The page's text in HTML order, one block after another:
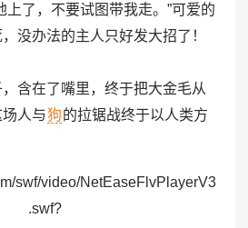
上了，不要试图带我走。”可爱的
没办法的主人只好发大招了！
含在了嘴里，终于把大金毛从
人与狗的拉锯战终于以人类方
swf/video/NetEaseFlvPlayerV3
.swf?